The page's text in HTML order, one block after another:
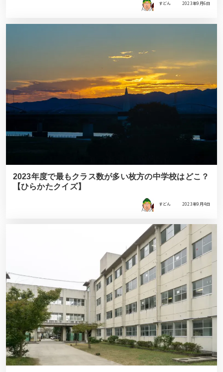
すどん 2023年9月6日
2023年度で最もクラス数が多い枚方の中学校はどこ？
【ひらかたクイズ】
すどん 2023年9月4日